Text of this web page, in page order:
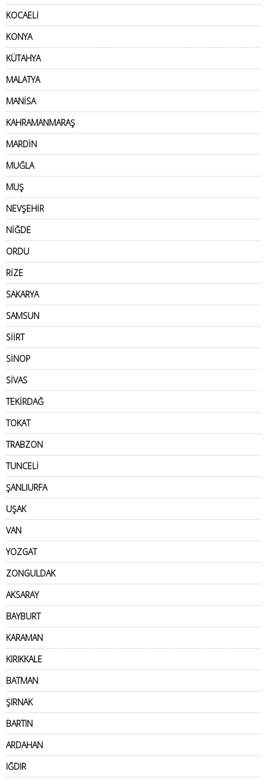
KOCAELİ
KONYA
KÜTAHYA
MALATYA
MANİSA
KAHRAMANMARAŞ
MARDİN
MUĞLA
MUŞ
NEVŞEHİR
NİĞDE
ORDU
RİZE
SAKARYA
SAMSUN
SİİRT
SİNOP
SİVAS
TEKİRDAĞ
TOKAT
TRABZON
TUNCELİ
ŞANLIURFA
UŞAK
VAN
YOZGAT
ZONGULDAK
AKSARAY
BAYBURT
KARAMAN
KIRIKKALE
BATMAN
ŞIRNAK
BARTIN
ARDAHAN
IĞDIR